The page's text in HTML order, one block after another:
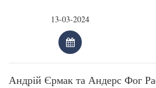
Андрій Єрмак та Андерс Фог